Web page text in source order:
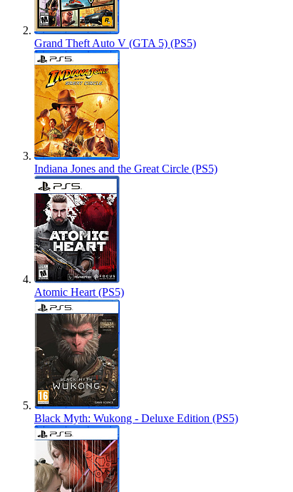
Grand Theft Auto V (GTA 5) (PS5)
Indiana Jones and the Great Circle (PS5)
Atomic Heart (PS5)
Black Myth: Wukong - Deluxe Edition (PS5)